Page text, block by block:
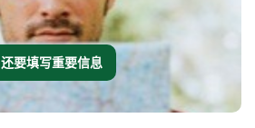
还要填写重要信息